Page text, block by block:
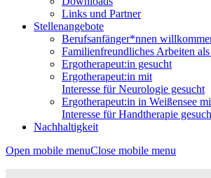
Links und Partner
Stellenangebote
Berufsanfänger*nnen
Familienfreundliches Arbeiten
Ergotherapeut:in gesucht
Ergotherapeut:in mit
Interesse für Neurologie gesucht
Ergotherapeut:in in Weißensee
Interesse für Handtherapie
Nachhaltigkeit
Open mobile menuClose mobile menu